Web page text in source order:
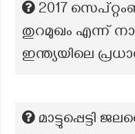
2017
തുറമുഖം എന്ന്
ഇന്ത്യയിലെ
മാട്ടുപ്പെട്ടി